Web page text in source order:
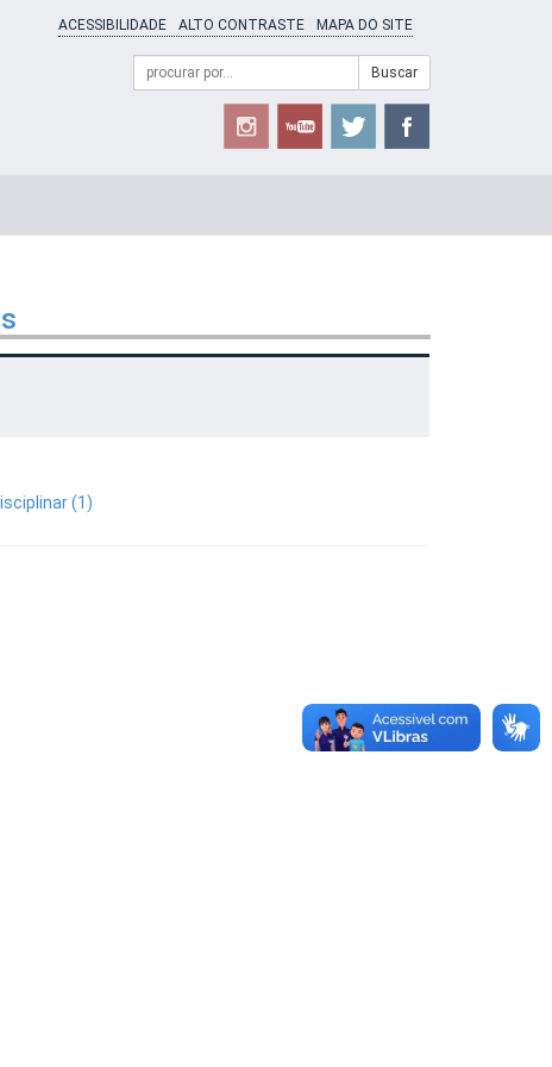
ACESSIBILIDADE ALTO CONTRASTE MAPA DO SITE
Formulário
Campo
de
Buscar
(1)